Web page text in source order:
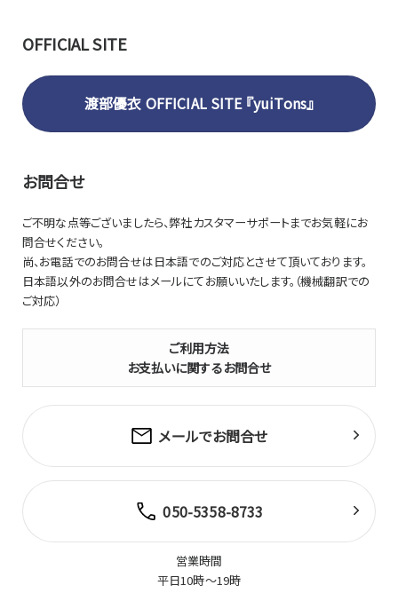
本サイトにアップロードした画像データとその他のデータをい
(d) 利用者
弊社と利用者との間において、本規約に基づいて成立する契
利用者は本サービスの利用にあたって、本規約に同意したも
のとします。
(f) 個人情報
個人に関する情報であって、当該情報に含まれる氏名、生年月
日その他の記述等により特定の個人を識別することができる
もの（他の情報と容易に照合することができ、それにより特定
の個人を識別することができることとなるものを含みます。）を
(g) メールサービス
サービスを意味するものとします。
第２条（本規約の変更の手続き）
2.前項の場合、弊社は、本サイトにおいて、速やかに変更後の
3.前項の通知の後、利用者が異議なく本サイトをご利用いただ
いた場合、本規約の変更に同意したものとみなします。
OFFICIAL SITE
渡部優衣 OFFICIAL SITE 『yuiTons』
お問合せ
ご不明な点等ございましたら、弊社カスタマーサポートまでお気軽にお
問合せください。
尚、お電話でのお問合せは日本語でのご対応とさせて頂いております。
日本語以外のお問合せはメールにてお願いいたします。（機械翻訳での
ご対応）
ご利用方法
お支払いに関するお問合せ
メールでお問合せ
050-5358-8733
営業時間
平日10時～19時